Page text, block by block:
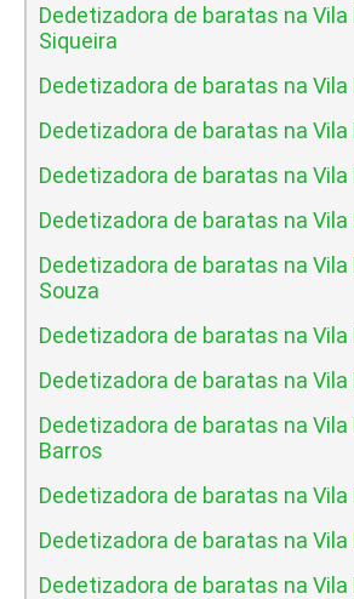
Dedetizadora de baratas na Vila
Siqueira
Dedetizadora de baratas na Vila
Dedetizadora de baratas na Vila
Dedetizadora de baratas na
Dedetizadora de baratas na Vila
Dedetizadora de baratas na
Souza
Dedetizadora de baratas na
Dedetizadora de baratas na Vila
Dedetizadora de baratas na
Barros
Dedetizadora de baratas na Vila
Dedetizadora de baratas na
Dedetizadora de baratas na Vila